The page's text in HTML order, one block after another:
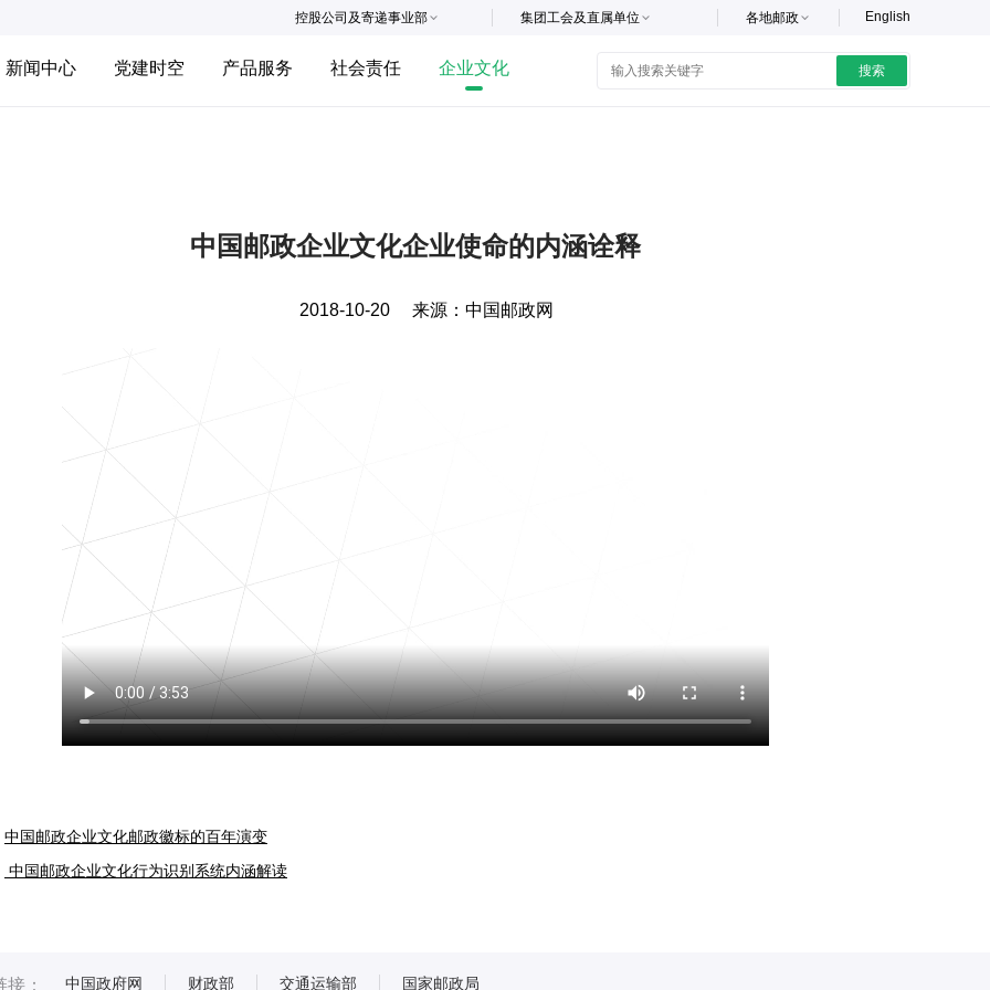
English
各地邮政
集团工会及直属单位
控股公司及寄递事业部
新闻中心 党建时空 产品服务 社会责任 企业文化 搜索
中国邮政企业文化企业使命的内涵诠释
2018-10-20 来源： 中国邮政网
中国邮政企业文化邮政徽标的百年演变
中国邮政企业文化行为识别系统内涵解读
： 中国政府网 财政部 交通运输部 国家邮政局